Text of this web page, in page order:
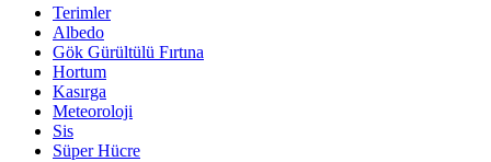
Terimler
Albedo
Gök Gürültülü Fırtına
Hortum
Kasırga
Meteoroloji
Sis
Süper Hücre